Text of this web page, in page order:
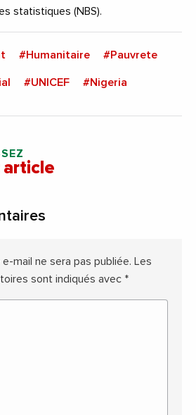
statistiques (NBS).
#Humanitaire #Pauvrete
#UNICEF #Nigeria
article
mail ne sera pas publiée. Les
sont indiqués avec *